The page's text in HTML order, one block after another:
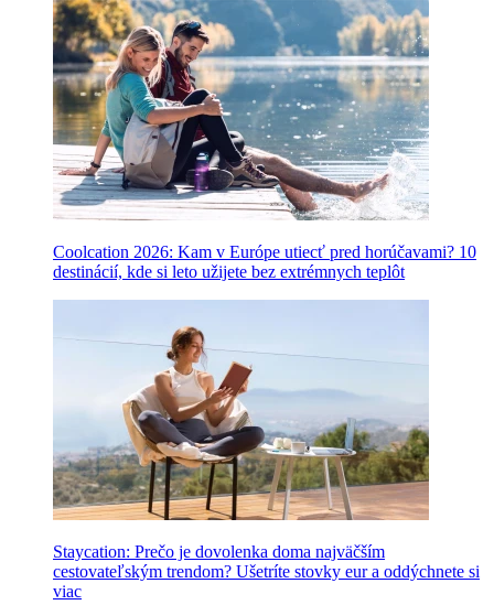
Coolcation 2026: Kam v Európe utiecť pred horúčavami? 10
destinácií, kde si leto užijete bez extrémnych teplôt
Staycation: Prečo je dovolenka doma najväčším
cestovateľským trendom? Ušetríte stovky eur a oddýchnete si
viac